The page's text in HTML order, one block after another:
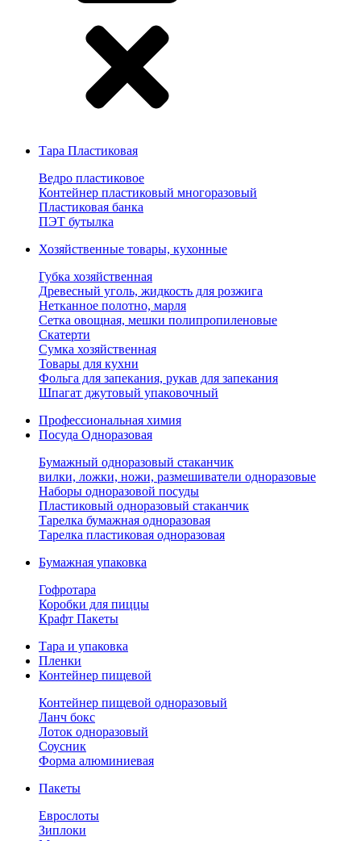
Тара Пластиковая
Ведро пластиковое
Контейнер пластиковый многоразовый
Пластиковая банка
ПЭТ бутылка
Хозяйственные товары, кухонные
Губка хозяйственная
Древесный уголь, жидкость для розжига
Нетканное полотно, марля
Сетка овощная, мешки полипропиленовые
Скатерти
Сумка хозяйственная
Товары для кухни
Фольга для запекания, рукав для запекания
Шпагат джутовый упаковочный
Профессиональная химия
Посуда Одноразовая
Бумажный одноразовый стаканчик
вилки, ложки, ножи, размешиватели одноразовые
Наборы одноразовой посуды
Пластиковый одноразовый стаканчик
Тарелка бумажная одноразовая
Тарелка пластиковая одноразовая
Бумажная упаковка
Гофротара
Коробки для пиццы
Крафт Пакеты
Тара и упаковка
Пленки
Контейнер пищевой
Контейнер пищевой одноразовый
Ланч бокс
Лоток одноразовый
Соусник
Форма алюминиевая
Пакеты
Еврослоты
Зиплоки